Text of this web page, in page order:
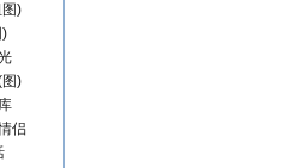
)
)
)
侣